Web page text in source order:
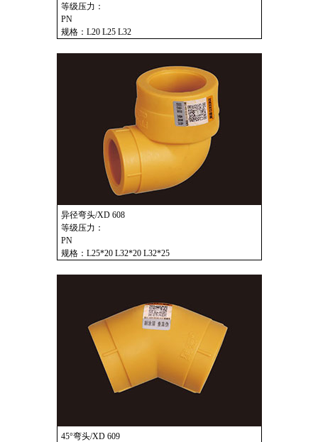
等级压力：
PN
规格：L20 L25 L32
异径弯头/XD 608
等级压力：
PN
规格：L25*20 L32*20 L32*25
45°弯头/XD 609